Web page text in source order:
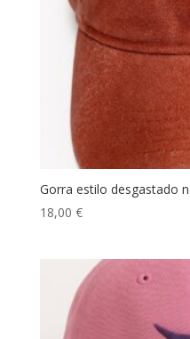
Gorra estilo desgastado
18,00 €